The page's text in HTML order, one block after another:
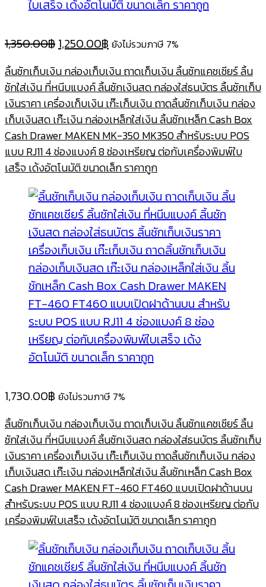
1,350.00฿ Original
was:
1,350.00฿.
1,250.00฿Current
is:
1,250.00฿.
ยังไม่รวมภาษี 7%
ลิ้นชักเก็บเงิน กล่องเก็บเงิน ถาดเก็บเงิน ลิ้นชักแคชเชียร์ ลิ้น
ชักใส่เงิน ที่หนีบแบงค์ ลิ้นชักเงินสด กล่องใส่ธนบัตร ลิ้นชักเก็บ
เงินราคา เครื่องเก็บเงิน เก๊ะเก็บเงิน ถาดลิ้นชักเก็บเงิน กล่อง
เก็บเงินสด เก๊ะเงิน กล่องเหล็กใส่เงิน ลิ้นชักเหล็ก Cash Box
Cash Drawer MAKEN MK-350 MK350 สำหรับระบบ POS
แบบ RJ11 4 ช่องแบงค์ 8 ช่องเหรียญ ต่อกับเครื่องพิมพ์ใบ
เสร็จ เด้งอัตโนมัติ ขนาดเล็ก ราคาถูก
1,730.00฿ ยังไม่รวมภาษี 7%
ลิ้นชักเก็บเงิน กล่องเก็บเงิน ถาดเก็บเงิน ลิ้นชักแคชเชียร์ ลิ้น
ชักใส่เงิน ที่หนีบแบงค์ ลิ้นชักเงินสด กล่องใส่ธนบัตร ลิ้นชักเก็บ
เงินราคา เครื่องเก็บเงิน เก๊ะเก็บเงิน ถาดลิ้นชักเก็บเงิน กล่อง
เก็บเงินสด เก๊ะเงิน กล่องเหล็กใส่เงิน ลิ้นชักเหล็ก Cash Box
Cash Drawer MAKEN FT-460 FT460 แบบเปิดฝาด้านบน
สำหรับระบบ POS แบบ RJ11 4 ช่องแบงค์ 8 ช่องเหรียญ ต่อกับ
เครื่องพิมพ์ใบเสร็จ เด้งอัตโนมัติ ขนาดเล็ก ราคาถูก